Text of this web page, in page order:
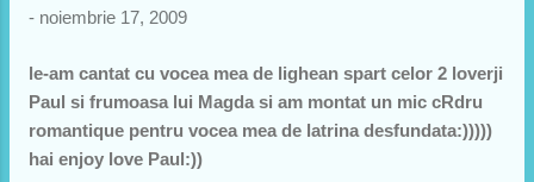
- noiembrie 17, 2009
le-am cantat cu vocea mea de lighean spart celor 2 loverji
Paul si frumoasa lui Magda si am montat un mic cRdru
romantique pentru vocea mea de latrina desfundata:)))))
hai enjoy love Paul:))